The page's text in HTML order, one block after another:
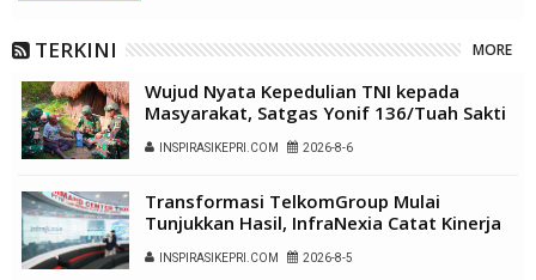
TERKINI MORE
Wujud Nyata Kepedulian TNI kepada
Masyarakat, Satgas Yonif 136/Tuah Sakti
Gelar Pengobatan Keliling di Kampung
Kalome
INSPIRASIKEPRI.COM 2026-8-6
Transformasi TelkomGroup Mulai
Tunjukkan Hasil, InfraNexia Catat Kinerja
Positif Perkuat Infrastruktur Digital
Nasional
INSPIRASIKEPRI.COM 2026-8-5